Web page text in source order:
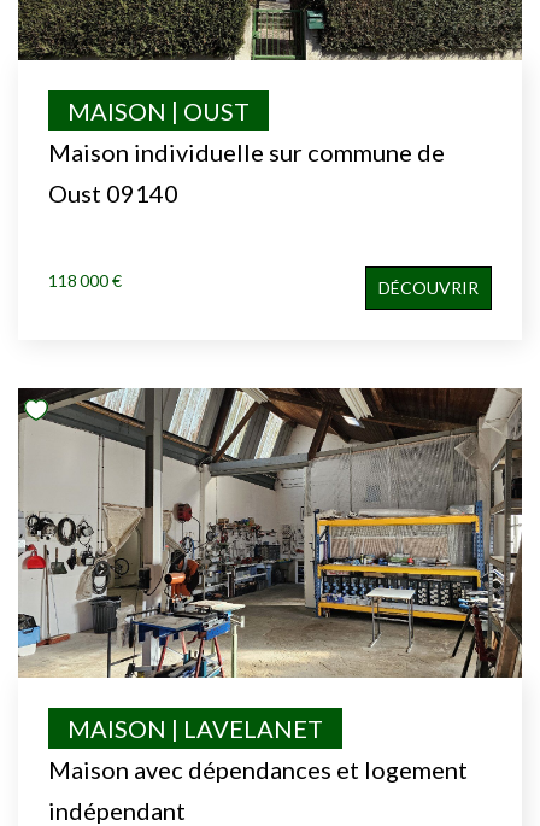
Maison individuelle sur commune de
Oust 09140
MAISON | OUST
118 000 € DÉCOUVRIR
Maison avec dépendances et logement
indépendant
MAISON | LAVELANET